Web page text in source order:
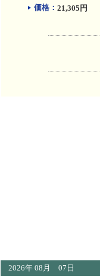
価格： 21,305円
2026年 08月 07日